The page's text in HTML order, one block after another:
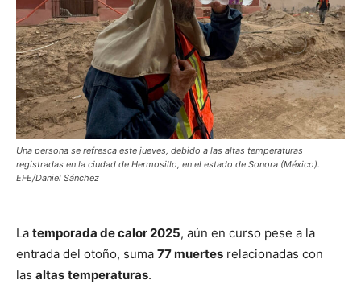
Una persona se refresca este jueves, debido a las altas temperaturas
registradas en la ciudad de Hermosillo, en el estado de Sonora (México).
EFE/Daniel Sánchez
La temporada de calor 2025, aún en curso pese a la
entrada del otoño, suma 77 muertes relacionadas con
las altas temperaturas.